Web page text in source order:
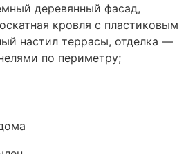
деревянный фасад,
кровля с пластиковым
настил террасы, отделка —
по периметру;